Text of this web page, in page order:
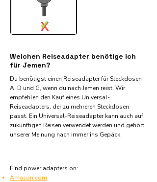
X
✓
Welchen Reiseadapter benötige ich
für Jemen?
Du benötigst einen Reiseadapter für Steckdosen
A, D und G, wenn du nach Jemen reist. Wir
empfehlen den Kauf eines Universal-
Reiseadapters, der zu mehreren Steckdosen
passt. Ein Universal-Reiseadapter kann auch auf
zukünftigen Reisen verwendet werden und gehört
unserer Meinung nach immer ins Gepäck.
Find power adapters on:
Amazon.com